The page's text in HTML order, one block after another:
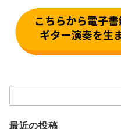
索：
最近の投稿